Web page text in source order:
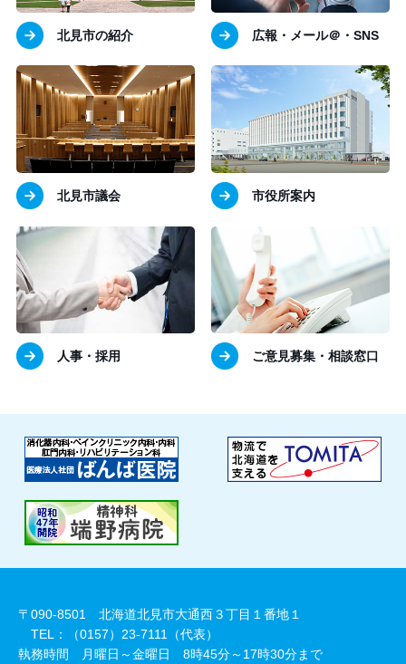
北見市の紹介 広報・メール＠・SNS
北見市議会 市役所案内
人事・採用 ご意見募集・相談窓口
〒090-8501 北海道北見市大通西３丁目１番地１
TEL：（0157）23-7111（代表）
執務時間 月曜日～金曜日 8時45分～17時30分まで